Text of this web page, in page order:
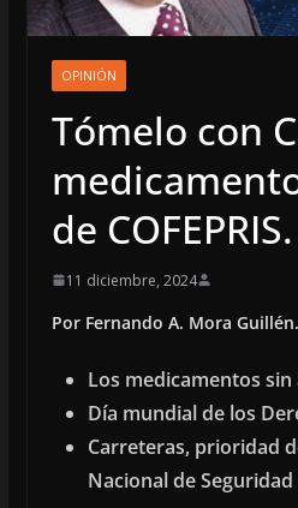
OPINIÓN
Tómelo con
de COFEPRIS.
11 diciembre, 2024
Por Fernando A. Mora Guillén.
Los medicamentos sin
Día mundial de los
Carreteras, prioridad
Nacional de Seguridad